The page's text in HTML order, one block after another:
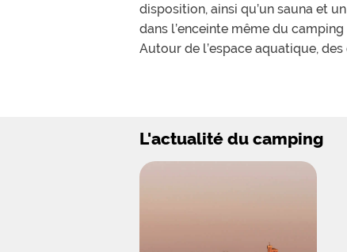
disposition, ainsi qu’un sauna et
dans l’enceinte même du
Autour de l’espace aquatique,
Il est possible de louer des mobil-
Soirées concerts, tournois et
L'actualité du camping